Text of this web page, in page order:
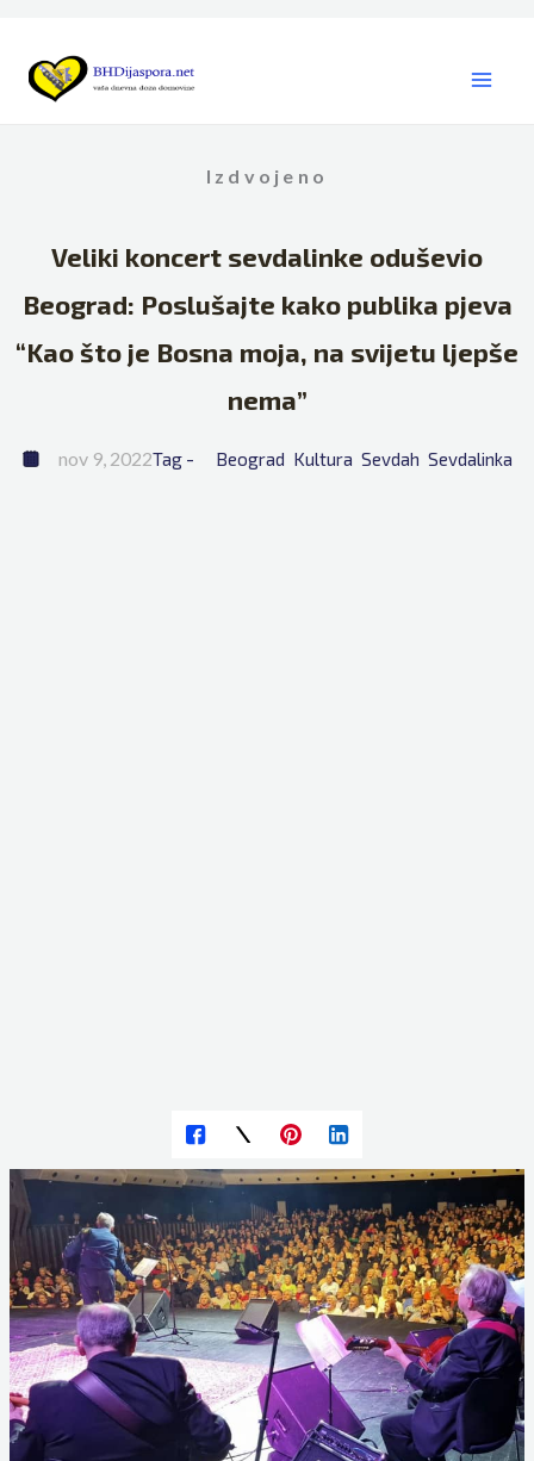
content
Izdvojeno
Veliki koncert sevdalinke oduševio
Beograd: Poslušajte kako publika pjeva
“Kao što je Bosna moja, na svijetu ljepše
nema”
nov 9, 2022Tag - Beograd Kultura Sevdah Sevdalinka